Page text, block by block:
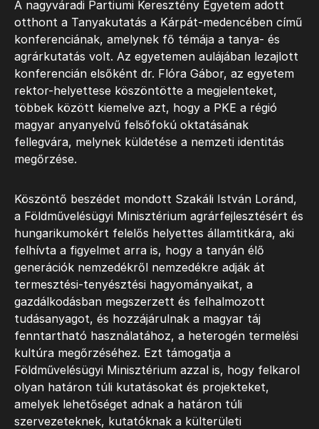
A nagyváradi Partiumi Keresztény Egyetem adott
otthont a Tanyakutatás a Kárpát-medencében című
konferenciának, amelynek fő témája a tanya- és
agrárkutatás volt. Az egyetemen aulájában lezajlott
konferencián elsőként dr. Flóra Gábor, az egyetem
rektor-helyettese köszöntötte a megjelenteket,
többek között kiemelve azt, hogy a PKE a régió
magyar anyanyelvű felsőfokú oktatásának
fellegvára, melynek küldetése a nemzeti identitás
megőrzése.
Köszöntő beszédet mondott Szakáli István Loránd,
a Földművelésügyi Minisztérium agrárfejlesztésért és
hungarikumokért felelős helyettes államtitkára, aki
felhívta a figyelmet arra is, hogy a tanyán élő
generációk nemzedékről nemzedékre adják át
termesztési-tenyésztési hagyományaikat, a
gazdálkodásban megszerzett és felhalmozott
tudásanyagot, és hozzájárulnak a magyar táj
fenntartható használatához, a heterogén termelési
kultúra megőrzéséhez. Ezt támogatja a
Földművelésügyi Minisztérium azzal is, hogy felkarol
olyan határon túli kutatásokat és projekteket,
amelyek lehetőséget adnak a határon túli
szervezeteknek, kutatóknak a külterületi